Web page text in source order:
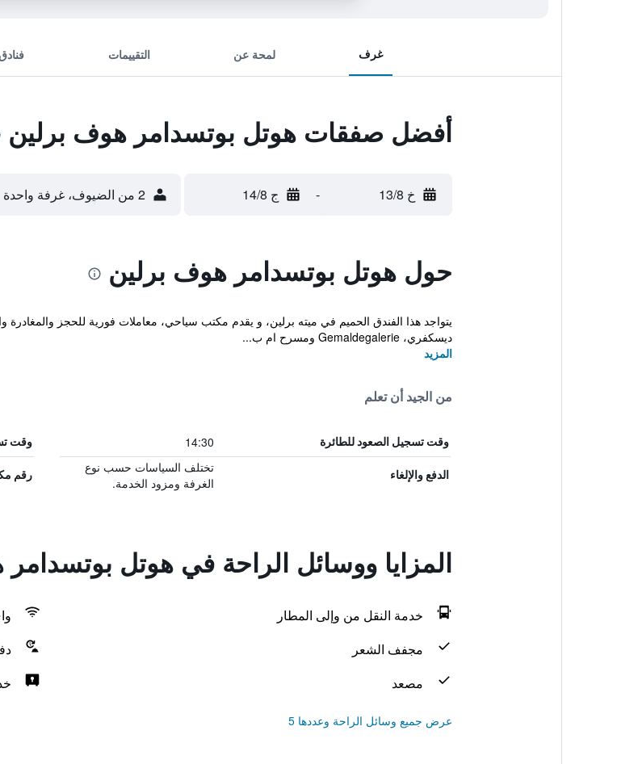
غرف لمحة عن التقييمات
أفضل صفقات هوتل بوتسدامر هوف برلين
خ 13/8 - ج 14/8 2 من الضيوف، غرفة واحدة
حول هوتل بوتسدامر هوف برلين
يتواجد هذا الفندق الحميم في ميته برلين، و يقدم مكتب سياحي، معاملات فورية للحجز والمغادرة
ديسكفري، Gemaldegalerie ومسرح ام ب...
المزيد
من الجيد أن تعلم
وقت تسجيل الصعود للطائرة 14:30 وقت
الدفع والإلغاء
تختلف السياسات حسب نوع
الغرفة ومزود الخدمة.
رقم
المزايا ووسائل الراحة في هوتل
خدمة النقل من وإلى المطار
مجفف الشعر
مصعد
عرض جميع وسائل الراحة وعددها 5